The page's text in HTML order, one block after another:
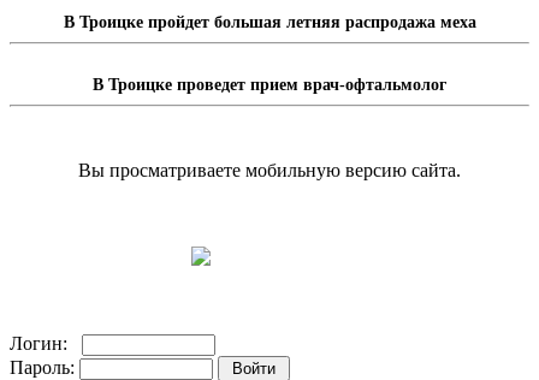
В Троицке пройдет большая летняя распродажа меха
В Троицке проведет прием врач-офтальмолог
Вы просматриваете мобильную версию сайта.
Логин:
Пароль: